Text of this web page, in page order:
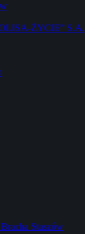
ŻYCIE” S.A.
Staszów